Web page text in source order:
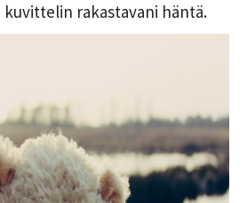
rakastavani häntä.